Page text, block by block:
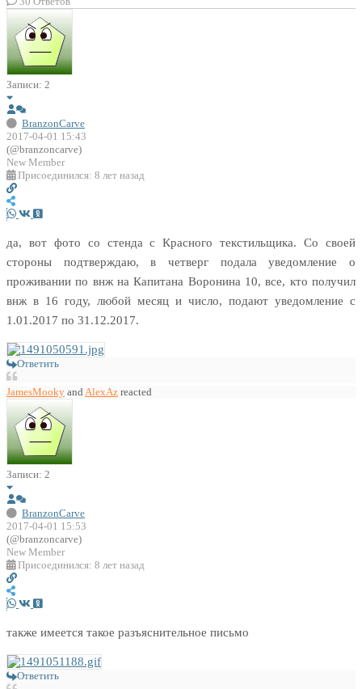
Записи: 2
BranzonCarve
2017-04-01 15:43
(@branzoncarve)
New Member
Присоединился: 8 лет назад
да, вот фото со стенда с Красного текстильщика. Со своей
стороны подтверждаю, в четверг подала уведомление о
проживании по внж на Капитана Воронина 10, все, кто получил
внж в 16 году, любой месяц и число, подают уведомление с
1.01.2017 по 31.12.2017.
Ответить
JamesMooky and AlexAz reacted
Записи: 2
BranzonCarve
2017-04-01 15:53
(@branzoncarve)
New Member
Присоединился: 8 лет назад
также имеется такое разъяснительное письмо
Ответить